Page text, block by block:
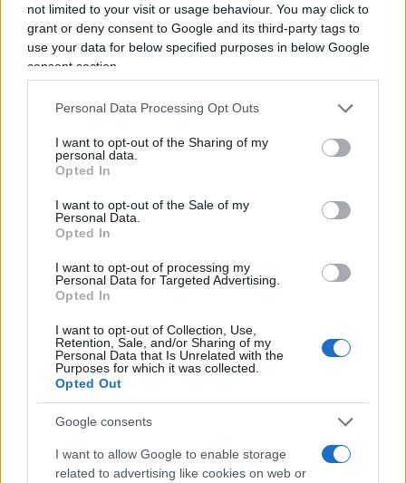
not limited to your visit or usage behaviour. You may click to
grant or deny consent to Google and its third-party tags to
use your data for below specified purposes in below Google
consent section.
Personal Data Processing Opt Outs
I want to opt-out of the Sharing of my
personal data.
Opted In
I want to opt-out of the Sale of my
Personal Data.
Opted In
I want to opt-out of processing my
Personal Data for Targeted Advertising.
Opted In
I want to opt-out of Collection, Use,
Retention, Sale, and/or Sharing of my
Personal Data that Is Unrelated with the
Purposes for which it was collected.
Opted Out
Google consents
I want to allow Google to enable storage
related to advertising like cookies on web or
13:49 Scrittori e artisti contro ilPonte di Messina
è tutto vero ed è tutto sullaStampa .
alla Biennale .
Fermi tassi Bcema crollano i mutui.
Die Welt
siete antisemiti.
98